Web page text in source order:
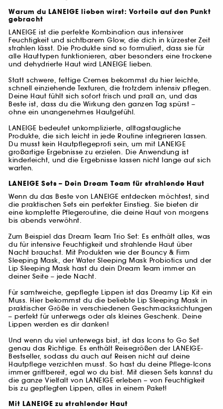
Warum du LANEIGE lieben wirst: Vorteile auf den Punkt
gebracht
LANEIGE ist die perfekte Kombination aus intensiver
Feuchtigkeit und sichtbarem Glow, die dich in kürzester Zeit
strahlen lässt. Die Produkte sind so formuliert, dass sie für
alle Hauttypen funktionieren, aber besonders eine trockene
und dehydrierte Haut wird LANEIGE lieben.
Statt schwere, fettige Cremes bekommst du hier leichte,
schnell einziehende Texturen, die trotzdem intensiv pflegen.
Deine Haut fühlt sich sofort frisch und prall an, und das
Beste ist, dass du die Wirkung den ganzen Tag spürst –
ohne ein unangenehmes Hautgefühl.
LANEIGE bedeutet unkomplizierte, alltagstaugliche
Produkte, die sich leicht in jede Routine integrieren lassen.
Du musst kein Hautpflegeprofi sein, um mit LANEIGE
großartige Ergebnisse zu erzielen. Die Anwendung ist
kinderleicht, und die Ergebnisse lassen nicht lange auf sich
warten.
LANEIGE Sets – Dein Dream Team für strahlende Haut
Wenn du das Beste von LANEIGE entdecken möchtest, sind
die praktischen Sets ein perfekter Einstieg. Sie bieten dir
eine komplette Pflegeroutine, die deine Haut von morgens
bis abends verwöhnt.
Zum Beispiel das Dream Team Trio Set: Es enthält alles, was
du für intensive Feuchtigkeit und strahlende Haut über
Nacht brauchst. Mit Produkten wie der Bouncy & Firm
Sleeping Mask, der Water Sleeping Mask Probiotics und der
Lip Sleeping Mask hast du dein Dream Team immer an
deiner Seite – jede Nacht.
Für samtweiche, gepflegte Lippen ist das Dreamy Lip Kit ein
Muss. Hier bekommst du die beliebte Lip Sleeping Mask in
praktischer Größe in verschiedenen Geschmacksrichtungen
– perfekt für unterwegs oder als kleines Geschenk. Deine
Lippen werden es dir danken!
Und wenn du viel unterwegs bist, ist das Icons to Go Set
genau das Richtige. Es enthält Reisegrößen der LANEIGE-
Bestseller, sodass du auch auf Reisen nicht auf deine
Hautpflege verzichten musst. So hast du deine Pflege-Icons
immer griffbereit, egal wo du bist. Mit diesen Sets kannst du
die ganze Vielfalt von LANEIGE erleben – von Feuchtigkeit
bis zu gepflegten Lippen, alles in einem Paket!
Mit LANEIGE zu strahlender Haut